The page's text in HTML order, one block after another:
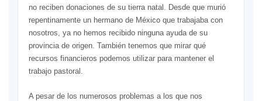
no reciben donaciones de su tierra natal. Desde que murió
repentinamente un hermano de México que trabajaba con
nosotros, ya no hemos recibido ninguna ayuda de su
provincia de origen. También tenemos que mirar qué
recursos financieros podemos utilizar para mantener el
trabajo pastoral.
A pesar de los numerosos problemas a los que nos